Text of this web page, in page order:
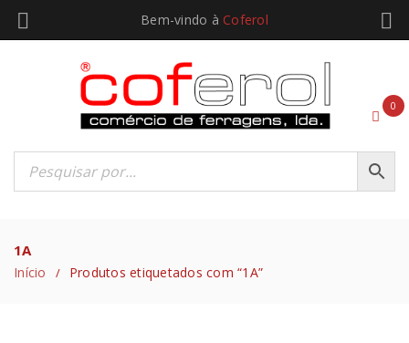
Bem-vindo à Coferol
0
1A
Início / Produtos etiquetados com “1A”